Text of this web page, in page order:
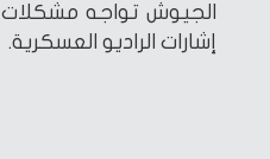
الجيوش تواجه
إشارات الراديو العسكرية.